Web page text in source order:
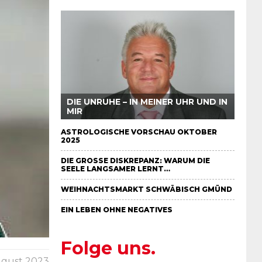
DIE UNRUHE – IN MEINER UHR UND IN
MIR
ASTROLOGISCHE VORSCHAU OKTOBER
2025
DIE GROSSE DISKREPANZ: WARUM DIE S
EELE LANGSAMER LERNT…
WEIHNACHTSMARKT SCHWÄBISCH GMÜND
EIN LEBEN OHNE NEGATIVES
Folge uns.